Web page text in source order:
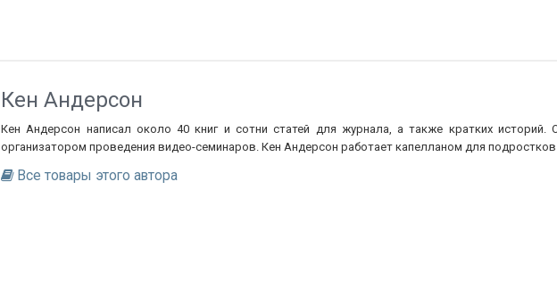
Кен Андерсон
Кен Андерсон написал около 40 книг и сотни статей для журнала, а также кратких
организатором проведения видео-семинаров. Кен Андерсон работает капелланом для подростков
Все товары этого автора